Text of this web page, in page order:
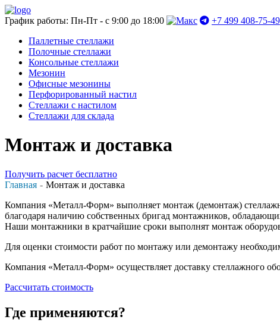
График работы: Пн-Пт - с 9:00 до 18:00 +7 499 408-75-49
Паллетные стеллажи
Полочные стеллажи
Консольные стеллажи
Мезонин
Офисные мезонины
Перфорированный настил
Стеллажи с настилом
Стеллажи для склада
Монтаж и доставка
Получить расчет бесплатно
Главная
Монтаж и доставка
Компания «Металл-Форм» выполняет монтаж (демонтаж)
благодаря наличию собственных бригад монтажников,
Наши монтажники в кратчайшие сроки выполнят монтаж
Для оценки стоимости работ по монтажу или демонтажу
Компания «Металл-Форм» осуществляет доставку стеллажного
Рассчитать стоимость
Где применяются?